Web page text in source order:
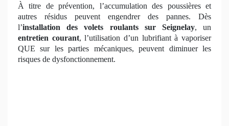
À titre de prévention, l’accumulation des poussières et
autres résidus peuvent engendrer des pannes. Dès
l’installation des volets roulants sur Seignelay, un
entretien courant, l’utilisation d’un lubrifiant à vaporiser
QUE sur les parties mécaniques, peuvent diminuer les
risques de dysfonctionnement.